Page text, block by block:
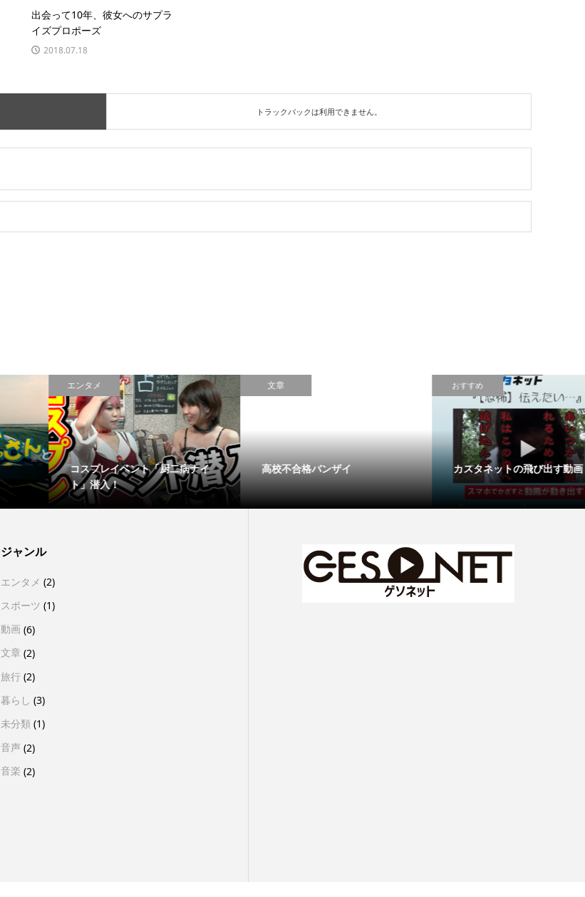
出会って10年、彼女へのサプラ
イズプロポーズ
2018.07.18
トラックバックは利用できません。
コスプレイベント「厨二病ナイ
ト」潜入！
高校不合格バンザイ カスタネットの飛び出す動画
ジャンル
エンタメ (2)
スポーツ (1)
動画 (6)
文章 (2)
旅行 (2)
暮らし (3)
未分類 (1)
音声 (2)
音楽 (2)